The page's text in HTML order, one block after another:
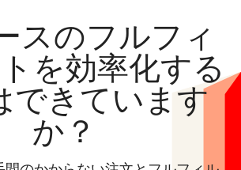
スのフルフィ
を効率化する
できています
か？